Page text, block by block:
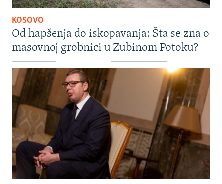
KOSOVO
Od hapšenja do iskopavanja: Šta se zna o
masovnoj grobnici u Zubinom Potoku?